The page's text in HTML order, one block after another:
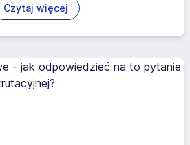
Czytaj więcej